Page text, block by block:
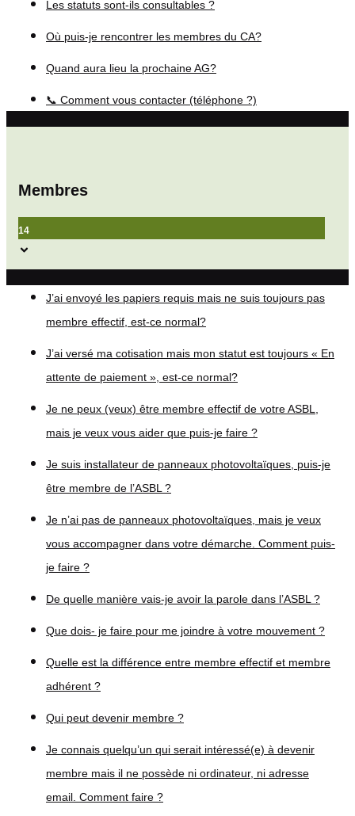
Les statuts sont-ils consultables ?
Où puis-je rencontrer les membres du CA?
Quand aura lieu la prochaine AG?
📞 Comment vous contacter (téléphone ?)
Membres
14
J’ai envoyé les papiers requis mais ne suis toujours pas
membre effectif, est-ce normal?
J’ai versé ma cotisation mais mon statut est toujours « En
attente de paiement », est-ce normal?
Je ne peux (veux) être membre effectif de votre ASBL,
mais je veux vous aider que puis-je faire ?
Je suis installateur de panneaux photovoltaïques, puis-je
être membre de l’ASBL ?
Je n’ai pas de panneaux photovoltaïques, mais je veux
vous accompagner dans votre démarche. Comment puis-
je faire ?
De quelle manière vais-je avoir la parole dans l’ASBL ?
Que dois- je faire pour me joindre à votre mouvement ?
Quelle est la différence entre membre effectif et membre
adhérent ?
Qui peut devenir membre ?
Je connais quelqu’un qui serait intéressé(e) à devenir
membre mais il ne possède ni ordinateur, ni adresse
email. Comment faire ?